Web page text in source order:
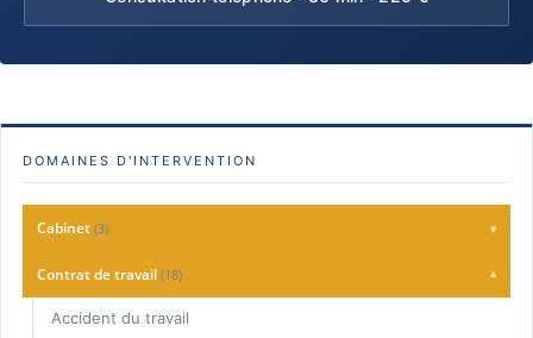
DOMAINES D'INTERVENTION
Cabinet (3) ▾
Charte Qualité
Consultation
Contrat de travail (18) ▾
Accident du travail